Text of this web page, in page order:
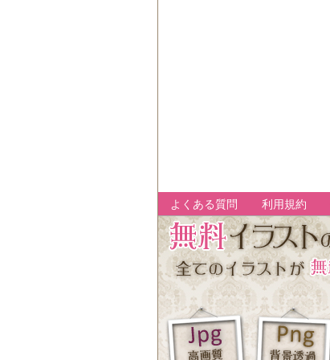
よくある質問 利用規約